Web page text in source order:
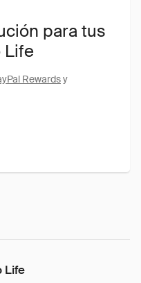
para tus
Life
Rewardsy
Life